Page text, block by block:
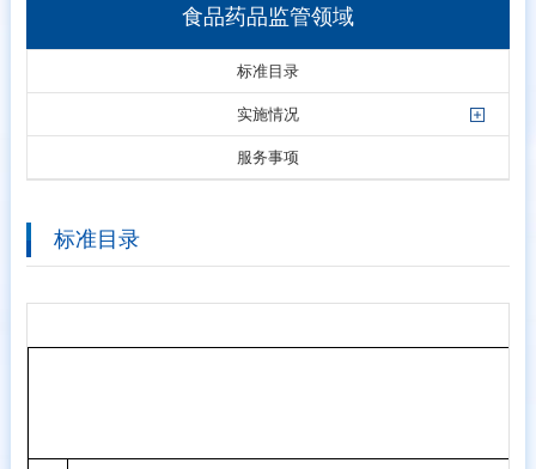
食品药品监管领域
标准目录
实施情况
服务事项
标准目录